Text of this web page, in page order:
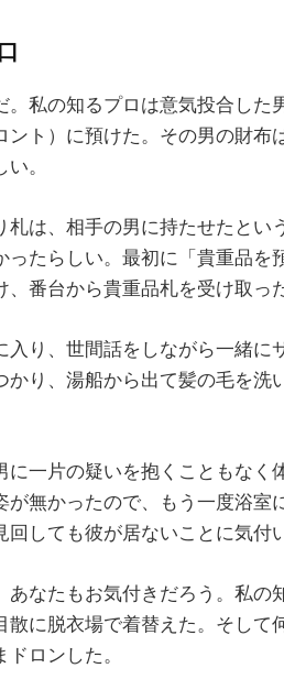
。私の知るプロは意気投合した
ント）に預けた。その男の財布
。
札は、相手の男に持たせたとい
ったらしい。最初に「貴重品
番台から貴重品札を受け取っ
入り、世間話をしながら一緒に
かり、湯船から出て髪の毛を洗
に一片の疑いを抱くこともなく
が無かったので、もう一度浴
しても彼が居ないことに気付
あなたもお気付きだろう。私の
散に脱衣場で着替えた。そして
ロンした。